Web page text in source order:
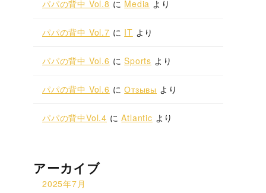
パパの背中 Vol.8 に Media より
パパの背中 Vol.7 に IT より
パパの背中 Vol.6 にSports より
パパの背中 Vol.6 にОтзывы より
パパの背中Vol.4 にAtlantic より
アーカイブ
2025年7月